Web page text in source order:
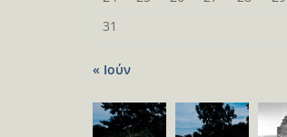
31
« Ιούν